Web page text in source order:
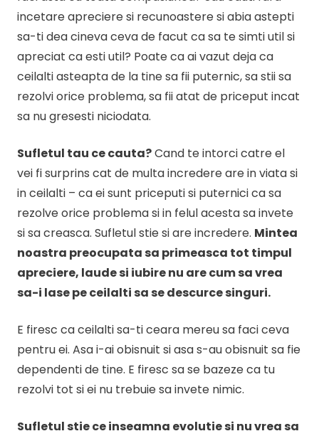
incetare apreciere si recunoastere si abia astepti
sa-ti dea cineva ceva de facut ca sa te simti util si
apreciat ca esti util? Poate ca ai vazut deja ca
ceilalti asteapta de la tine sa fii puternic, sa stii sa
rezolvi orice problema, sa fii atat de priceput incat
sa nu gresesti niciodata.
Sufletul tau ce cauta?Cand te intorci catre el
vei fi surprins cat de multa incredere are in viata si
in ceilalti – ca ei sunt priceputi si puternici ca sa
rezolve orice problema si in felul acesta sa invete
si sa creasca. Sufletul stie si are incredere. Mintea
noastra preocupata sa primeasca tot timpul
apreciere, laude si iubire nu are cum sa vrea
sa-i lase pe ceilalti sa se descurce singuri.
E firesc ca ceilalti sa-ti ceara mereu sa faci ceva
pentru ei. Asa i-ai obisnuit si asa s-au obisnuit sa fie
dependenti de tine. E firesc sa se bazeze ca tu
rezolvi tot si ei nu trebuie sa invete nimic.
Sufletul stie ce inseamna evolutie si nu vrea sa